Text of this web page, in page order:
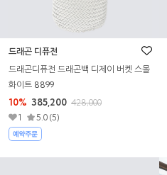
드래곤 디퓨전
드래곤디퓨전 드래곤백 디제이 버켓 스몰
화이트 8899
10% 385,200 428,000
1
5.0 (5)